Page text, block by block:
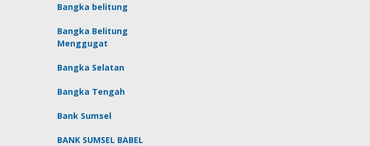
Bangka belitung
Bangka Belitung
Menggugat
Bangka Selatan
Bangka Tengah
Bank Sumsel
BANK SUMSEL BABEL